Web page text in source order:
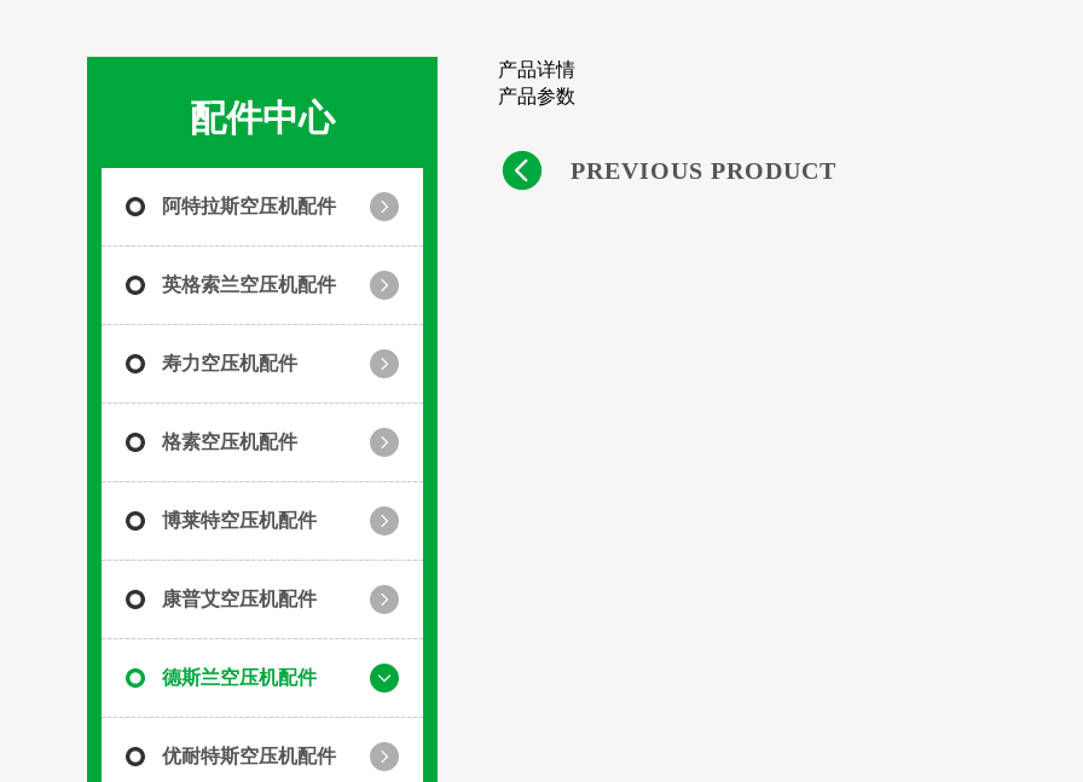
配件中心
阿特拉斯空压机配件
英格索兰空压机配件
寿力空压机配件
格素空压机配件
博莱特空压机配件
康普艾空压机配件
德斯兰空压机配件
优耐特斯空压机配件
产品详情
产品参数